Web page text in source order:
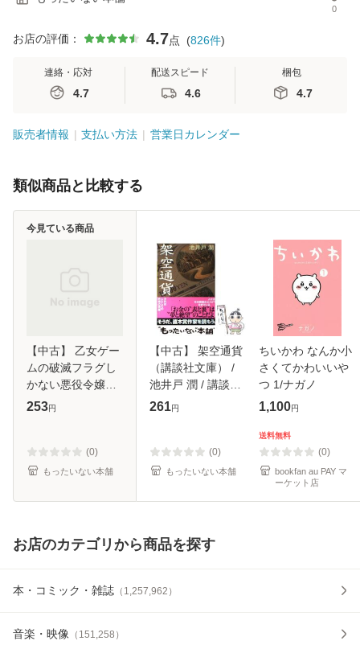
0
お店の評価： 4.7点 (826件)
連絡・応対
4.7
配送スピード
4.6
梱包
4.7
販売者情報 支払い方法 営業日カレンダー
類似商品と比較する
【中古】 乙女ゲー
ムの破滅フラグし
かない悪役令嬢に
転生してしまっ
06) / 山口 悟 / 一迅
社 [文庫]【
253円
(0)
もったいない本舗
今見ている商品
【中古】 架空通貨
（講談社文庫） /
池井戸 潤 / 講談社
[文庫]【メール便送
261円
(0)
もったいない本舗
ちいかわ なんか小
さくてかわいいや
つ 1/ナガノ
1,100円
送料無料
(0)
bookfan au PAY マ
ーケット店
お店のカテゴリから商品を探す
本・コミック・雑誌 （ 1,257,962 ）
音楽・映像 （ 151,258 ）